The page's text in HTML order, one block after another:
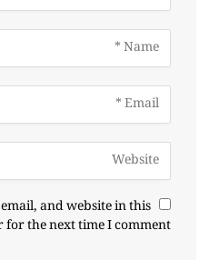
and website in this
the next time I comment.